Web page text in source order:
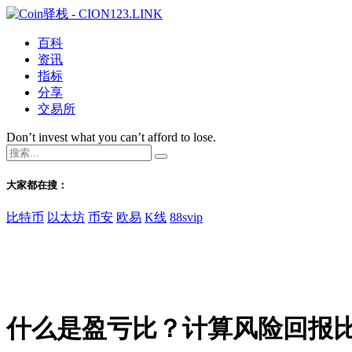
百科
资讯
指标
分享
交易所
Don’t invest what you can’t afford to lose.
大家都在搜：
比特币 以太坊 币安 欧易 K线 88svip
什么是盈亏比？计算风险回报